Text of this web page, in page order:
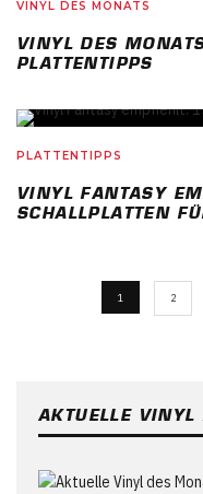
VINYL DES MONATS
VINYL DES
PLATTENTIPPS
PLATTENTIPPS
VINYL FANTASY
SCHALLPLATTEN
1 2
AKTUELLE VINYL